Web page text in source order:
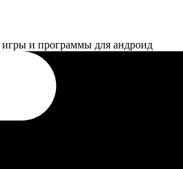
и программы для андроид